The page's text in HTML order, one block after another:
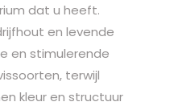
dat u heeft.
en levende
en stimulerende
terwijl
kleur en structuur